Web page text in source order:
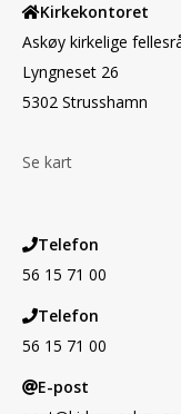
Kirkekontoret
Askøy kirkelige
Lyngneset 26
5302 Strusshamn
Se kart
Telefon
56 15 71 00
Telefon
56 15 71 00
E-post